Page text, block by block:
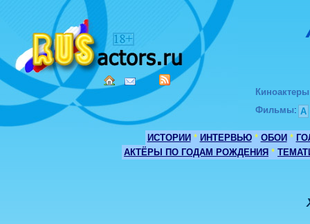
Киноактеры
Фильмы: А
ИСТОРИИ * ИНТЕРВЬЮ * ОБОИ *
АКТЁРЫ ПО ГОДАМ РОЖДЕНИЯ *